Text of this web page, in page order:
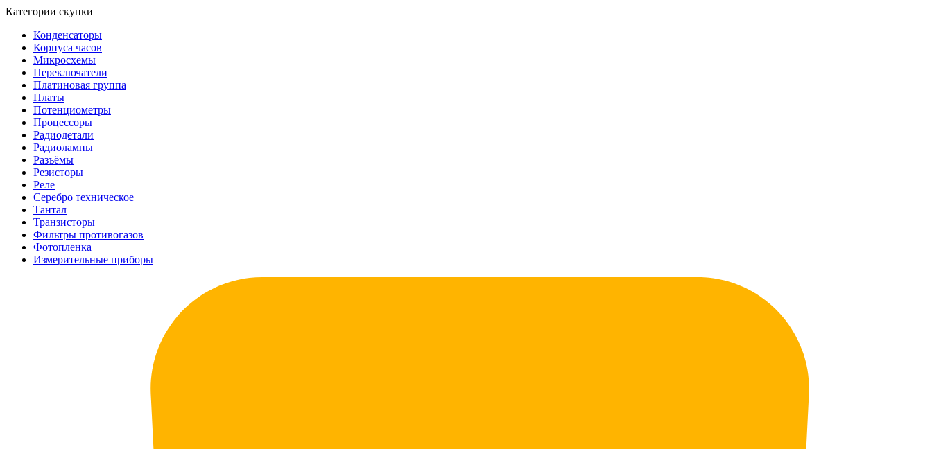
Категории скупки
Конденсаторы
Корпуса часов
Микросхемы
Переключатели
Платиновая группа
Платы
Потенциометры
Процессоры
Радиодетали
Радиолампы
Разъёмы
Резисторы
Реле
Серебро техническое
Тантал
Транзисторы
Фильтры противогазов
Фотопленка
Измерительные приборы